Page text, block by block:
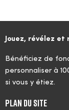
Jouez, révélez et
Bénéficiez de
personnaliser à
si vous y étiez.
Plan du site